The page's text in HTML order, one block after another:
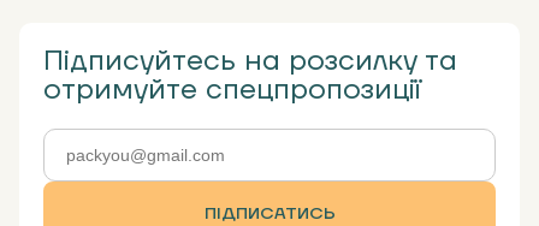
Підписуйтесь на розсилку та
отримуйте спецпропозиції
ПІДПИСАТИСЬ